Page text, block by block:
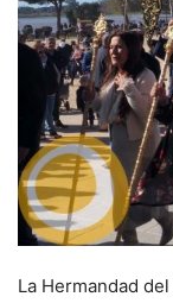
La Hermandad